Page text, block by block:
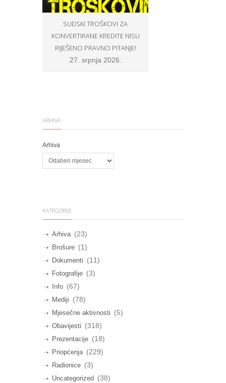
SUDSKI TROŠKOVI ZA
KONVERTIRANE KREDITE NISU
RIJEŠENO PRAVNO PITANJE!
27. srpnja 2026.
ARHIVA
Arhiva
KATEGORIJE
Arhiva (23)
Brošure (1)
Dokumenti (11)
Fotografije (3)
Info (67)
Mediji (78)
Mjesečne aktivnosti (5)
Obavijesti (318)
Prezentacije (18)
Priopćenja (229)
Radionice (3)
Uncategorized (38)